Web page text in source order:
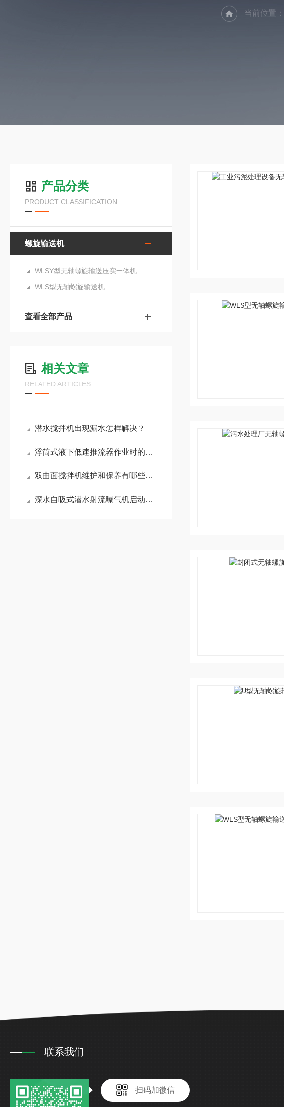
当前位置：
产品分类
PRODUCT CLASSIFICATION
螺旋输送机
WLSY型无轴螺旋输送压实一体机
WLS型无轴螺旋输送机
查看全部产品
相关文章
RELATED ARTICLES
潜水搅拌机出现漏水怎样解决？
浮筒式液下低速推流器作业时的安全与性能要求
双曲面搅拌机维护和保养有哪些需要注意的？
深水自吸式潜水射流曝气机启动前检查清单：3分钟避免烧机
联系我们
扫码加微信